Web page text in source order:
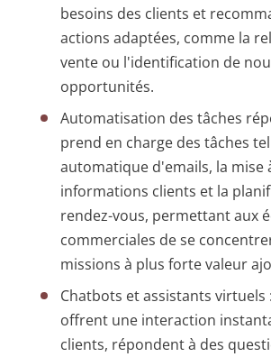
besoins des clients et
actions adaptées, comme la
vente ou l'identification de
opportunités.
Automatisation des tâches
prend en charge des tâches
automatique d'emails, la mise
informations clients et la
rendez-vous, permettant aux
commerciales de se
missions à plus forte valeur
Chatbots et assistants virtuels
offrent une interaction
clients, répondent à des